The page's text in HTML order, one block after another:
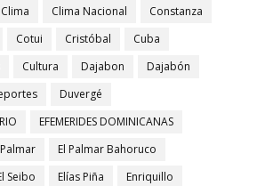
Clima Clima Nacional
Constanza
Cotui Cristóbal
Cuba
Cultura Dajabon
Dajabón
Duvergé
EFEMERIDES DOMINICANAS
El Palmar Bahoruco
Seibo Elías Piña
Enriquillo